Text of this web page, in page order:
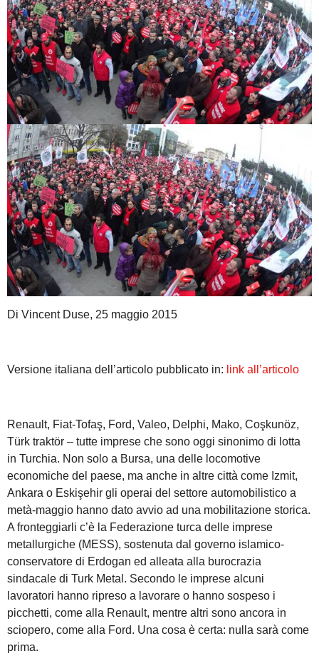
Di Vincent Duse, 25 maggio 2015
Versione italiana dell’articolo pubblicato in: link all’articolo
Renault, Fiat-Tofaş, Ford, Valeo, Delphi, Mako, Coşkunöz,
Türk traktör – tutte imprese che sono oggi sinonimo di lotta
in Turchia. Non solo a Bursa, una delle locomotive
economiche del paese, ma anche in altre città come Izmit,
Ankara o Eskişehir gli operai del settore automobilistico a
metà-maggio hanno dato avvio ad una mobilitazione storica.
A fronteggiarli c’è la Federazione turca delle imprese
metallurgiche (MESS), sostenuta dal governo islamico-
conservatore di Erdogan ed alleata alla burocrazia
sindacale di Turk Metal. Secondo le imprese alcuni
lavoratori hanno ripreso a lavorare o hanno sospeso i
picchetti, come alla Renault, mentre altri sono ancora in
sciopero, come alla Ford. Una cosa è certa: nulla sarà come
prima.